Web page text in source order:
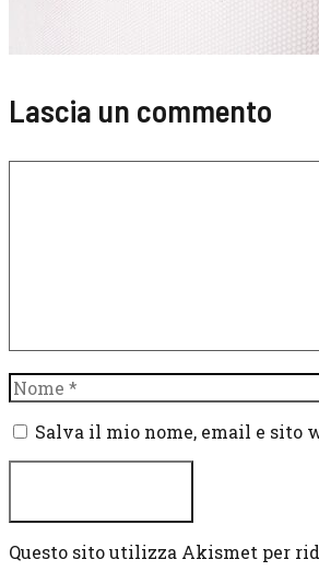
Lascia un commento
Nome
Salva il mio nome, email e sito
Questo sito utilizza Akismet per